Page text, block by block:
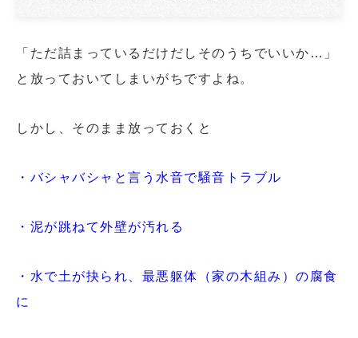
「ただ詰まっているだけだしそのうちでいいか…」
と放っておいてしまいがちですよね。
しかし、そのまま放っておくと
・バシャバシャと言う水音で騒音トラブル
・泥が跳ねて外壁が汚れる
・水で土が抉られ、最悪躯体（家の木組み）の腐食
に